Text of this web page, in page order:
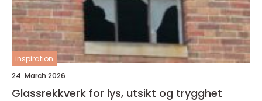
inspiration
24. March 2026
Glassrekkverk for lys, utsikt og trygghet